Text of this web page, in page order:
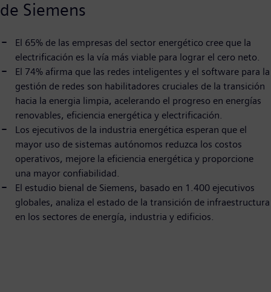
de Siemens
El 65% de las empresas del sector energético cree que la
electrificación es la vía más viable para lograr el cero neto.
El 74% afirma que las redes inteligentes y el software para la
gestión de redes son habilitadores cruciales de la transición
hacia la energia limpia, acelerando el progreso en energías
renovables, eficiencia energética y electrificación.
Los ejecutivos de la industria energética esperan que el
mayor uso de sistemas autónomos reduzca los costos
operativos, mejore la eficiencia energética y proporcione
una mayor confiabilidad.
El estudio bienal de Siemens, basado en 1.400 ejecutivos
globales, analiza el estado de la transición de infraestructura
en los sectores de energía, industria y edificios.